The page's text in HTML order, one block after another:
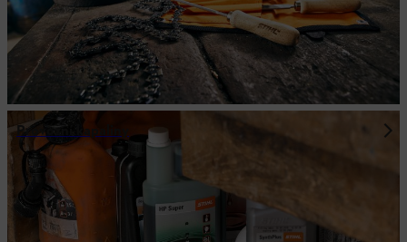
Provozní kapaliny